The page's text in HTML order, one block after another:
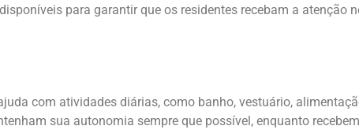
para garantir que os residentes recebam a atenção
com atividades diárias, como banho, vestuário,
sua autonomia sempre que possível, enquanto